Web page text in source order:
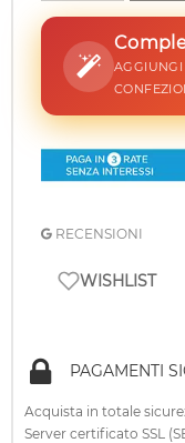
AGGIUNGI
RECENSIONI
WISHLIST
PAGAMENTI
Acquista in totale
Server certificato SSL